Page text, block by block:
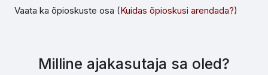
Vaata ka õpioskuste osa (Kuidas õpioskusi arendada?)
Milline ajakasutaja sa oled?